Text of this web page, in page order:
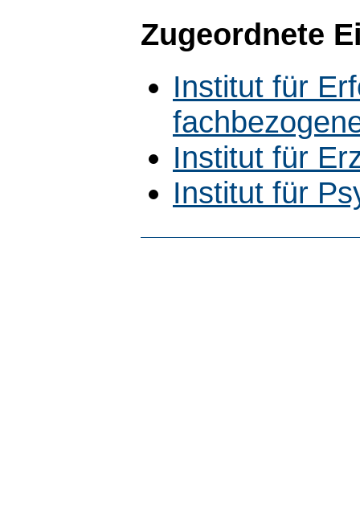
Zugeordnete
Institut für
Institut für
Institut für